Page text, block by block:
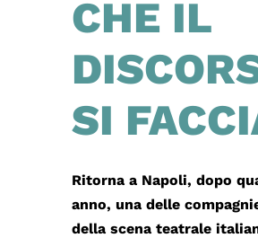
CHE IL
SI
Ritorna a Napoli, dopo
anno, una delle
della scena teatrale